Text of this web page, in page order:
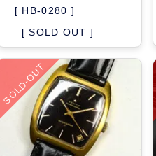
[ HB-0280 ]
[ SOLD OUT ]
SOLD-OUT